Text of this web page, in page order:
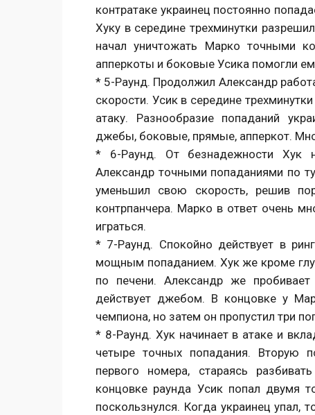
контратаке украинец постоянно
Хуку в середине трехминутки
начал уничтожать Марко точными
апперкоты и боковые Усика помогли
* 5-Раунд. Продолжил Александр
скорости. Усик в середине
атаку. Разнообразие попаданий
джебы, боковые, прямые, апперкот.
* 6-Раунд. От безнадежности Хук
Александр точными попаданиями по
уменьшил свою скорость, решив
контрпанчера. Марко в ответ очень
играться.
* 7-Раунд. Спокойно действует в
мощным попаданием. Хук же кроме
по печени. Александр же
действует джебом. В концовке у
чемпиона, но затем он пропустил три
* 8-Раунд. Хук начинает в атаке и
четыре точных попадания. Вторую
первого номера, стараясь
концовке раунда Усик попал двумя
поскользнулся. Когда украинец упал,